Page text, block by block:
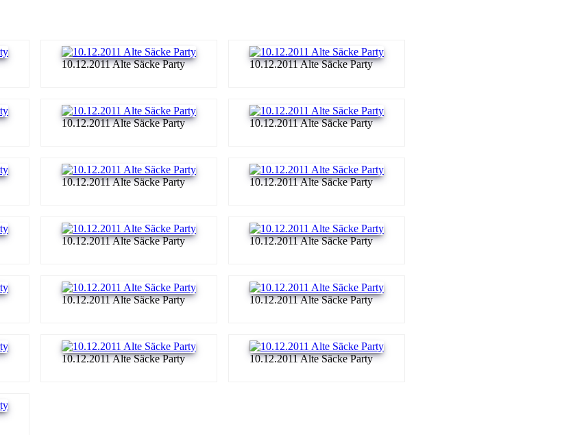
10.12.2011 Alte Säcke Party 10.12.2011 Alte Säcke Party
10.12.2011 Alte Säcke Party 10.12.2011 Alte Säcke Party
10.12.2011 Alte Säcke Party 10.12.2011 Alte Säcke Party
10.12.2011 Alte Säcke Party 10.12.2011 Alte Säcke Party
10.12.2011 Alte Säcke Party 10.12.2011 Alte Säcke Party
10.12.2011 Alte Säcke Party 10.12.2011 Alte Säcke Party